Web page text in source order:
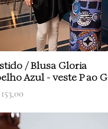
Visualização rápida
/ Blusa Gloria
Azul - veste P ao G